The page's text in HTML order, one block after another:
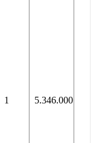
1 5.346.000